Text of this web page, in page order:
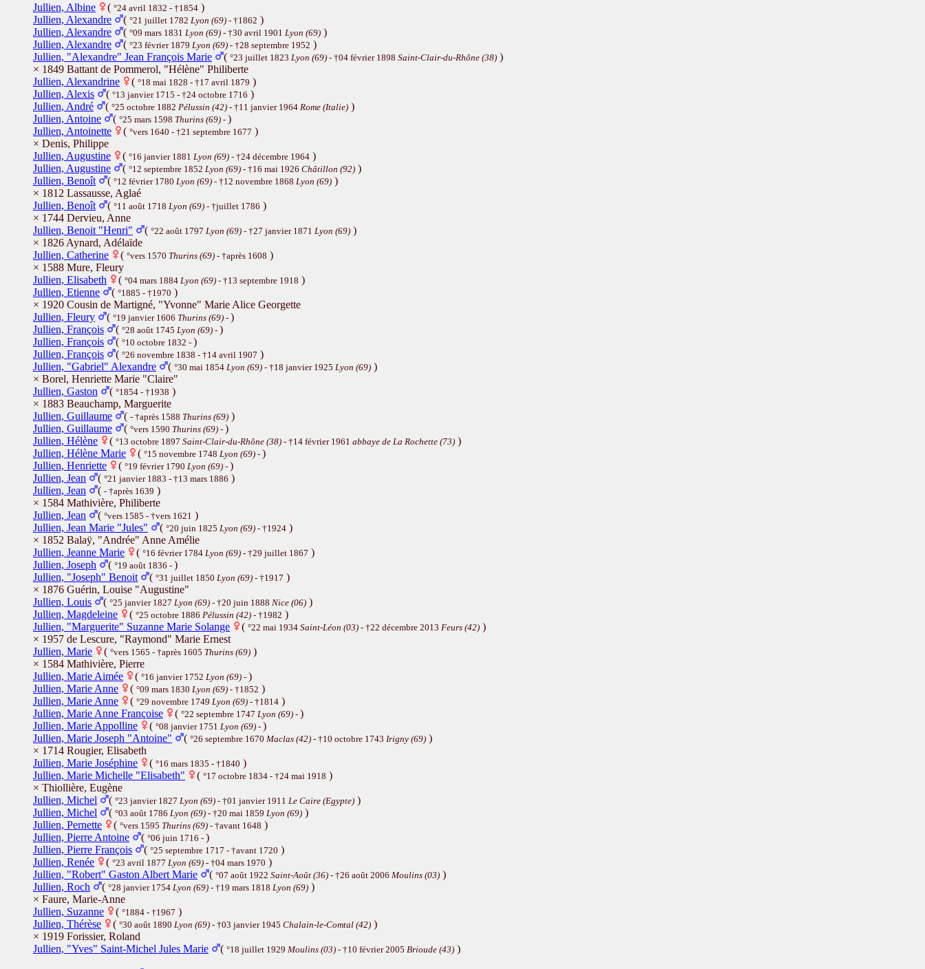
Jullien, Albine ( °24 avril 1832 - †1854 )
Jullien, Alexandre
( °21 juillet 1782 Lyon (69) - †1862 )
Jullien, Alexandre
( °09 mars 1831 Lyon (69) - †30 avril 1901 Lyon (69) )
Jullien, Alexandre
( °23 février 1879 Lyon (69) - †28 septembre 1952 )
Jullien, "Alexandre" Jean François Marie
( °23 juillet 1823 Lyon (69) - †04 février 1898 Saint-Clair-du-Rhône (38) )
× 1849 Battant de Pommerol, "Hélène" Philiberte
Jullien, Alexandrine
( °18 mai 1828 - †17 avril 1879 )
Jullien, Alexis
( °13 janvier 1715 - †24 octobre 1716 )
Jullien, André
( °25 octobre 1882 Pélussin (42) - †11 janvier 1964 Rome (Italie) )
Jullien, Antoine
( °25 mars 1598 Thurins (69) - )
Jullien, Antoinette
( °vers 1640 - †21 septembre 1677 )
× Denis, Philippe
Jullien, Augustine
( °16 janvier 1881 Lyon (69) - †24 décembre 1964 )
Jullien, Augustine
( °12 septembre 1852 Lyon (69) - †16 mai 1926 Châtillon (92) )
Jullien, Benoît
( °12 février 1780 Lyon (69) - †12 novembre 1868 Lyon (69) )
× 1812 Lassausse, Aglaé
Jullien, Benoît
( °11 août 1718 Lyon (69) - †juillet 1786 )
× 1744 Dervieu, Anne
Jullien, Benoit "Henri"
( °22 août 1797 Lyon (69) - †27 janvier 1871 Lyon (69) )
× 1826 Aynard, Adélaïde
Jullien, Catherine
( °vers 1570 Thurins (69) - †après 1608 )
× 1588 Mure, Fleury
Jullien, Elisabeth
( °04 mars 1884 Lyon (69) - †13 septembre 1918 )
Jullien, Etienne
( °1885 - †1970 )
× 1920 Cousin de Martigné, "Yvonne" Marie Alice Georgette
Jullien, Fleury
( °19 janvier 1606 Thurins (69) - )
Jullien, François
( °28 août 1745 Lyon (69) - )
Jullien, François
( °10 octobre 1832 - )
Jullien, François
( °26 novembre 1838 - †14 avril 1907 )
Jullien, "Gabriel" Alexandre
( °30 mai 1854 Lyon (69) - †18 janvier 1925 Lyon (69) )
× Borel, Henriette Marie "Claire"
Jullien, Gaston
( °1854 - †1938 )
× 1883 Beauchamp, Marguerite
Jullien, Guillaume
( - †après 1588 Thurins (69) )
Jullien, Guillaume
( °vers 1590 Thurins (69) - )
Jullien, Hélène
( °13 octobre 1897 Saint-Clair-du-Rhône (38) - †14 février 1961 abbaye de La Rochette (73) )
Jullien, Hélène Marie
( °15 novembre 1748 Lyon (69) - )
Jullien, Henriette
( °19 février 1790 Lyon (69) - )
Jullien, Jean
( °21 janvier 1883 - †13 mars 1886 )
Jullien, Jean
( - †après 1639 )
× 1584 Mathivière, Philiberte
Jullien, Jean
( °vers 1585 - †vers 1621 )
Jullien, Jean Marie "Jules"
( °20 juin 1825 Lyon (69) - †1924 )
× 1852 Balaÿ, "Andrée" Anne Amélie
Jullien, Jeanne Marie
( °16 février 1784 Lyon (69) - †29 juillet 1867 )
Jullien, Joseph
( °19 août 1836 - )
Jullien, "Joseph" Benoit
( °31 juillet 1850 Lyon (69) - †1917 )
× 1876 Guérin, Louise "Augustine"
Jullien, Louis
( °25 janvier 1827 Lyon (69) - †20 juin 1888 Nice (06) )
Jullien, Magdeleine
( °25 octobre 1886 Pélussin (42) - †1982 )
Jullien, "Marguerite" Suzanne Marie Solange
( °22 mai 1934 Saint-Léon (03) - †22 décembre 2013 Feurs (42) )
× 1957 de Lescure, "Raymond" Marie Ernest
Jullien, Marie
( °vers 1565 - †après 1605 Thurins (69) )
× 1584 Mathivière, Pierre
Jullien, Marie Aimée
( °16 janvier 1752 Lyon (69) - )
Jullien, Marie Anne
( °09 mars 1830 Lyon (69) - †1852 )
Jullien, Marie Anne
( °29 novembre 1749 Lyon (69) - †1814 )
Jullien, Marie Anne Françoise
( °22 septembre 1747 Lyon (69) - )
Jullien, Marie Appolline
( °08 janvier 1751 Lyon (69) - )
Jullien, Marie Joseph "Antoine"
( °26 septembre 1670 Maclas (42) - †10 octobre 1743 Irigny (69) )
× 1714 Rougier, Elisabeth
Jullien, Marie Joséphine
( °16 mars 1835 - †1840 )
Jullien, Marie Michelle "Elisabeth"
( °17 octobre 1834 - †24 mai 1918 )
× Thiollière, Eugène
Jullien, Michel
( °23 janvier 1827 Lyon (69) - †01 janvier 1911 Le Caire (Egypte) )
Jullien, Michel
( °03 août 1786 Lyon (69) - †20 mai 1859 Lyon (69) )
Jullien, Pernette
( °vers 1595 Thurins (69) - †avant 1648 )
Jullien, Pierre Antoine
( °06 juin 1716 - )
Jullien, Pierre François
( °25 septembre 1717 - †avant 1720 )
Jullien, Renée
( °23 avril 1877 Lyon (69) - †04 mars 1970 )
Jullien, "Robert" Gaston Albert Marie
( °07 août 1922 Saint-Août (36) - †26 août 2006 Moulins (03) )
Jullien, Roch
( °28 janvier 1754 Lyon (69) - †19 mars 1818 Lyon (69) )
× Faure, Marie-Anne
Jullien, Suzanne
( °1884 - †1967 )
Jullien, Thérèse
( °30 août 1890 Lyon (69) - †03 janvier 1945 Chalain-le-Comtal (42) )
× 1919 Forissier, Roland
Jullien, "Yves" Saint-Michel Jules Marie
( °18 juillet 1929 Moulins (03) - †10 février 2005 Brioude (43) )